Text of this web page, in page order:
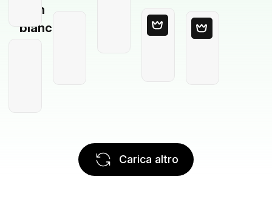
in
bianco
Carica altro